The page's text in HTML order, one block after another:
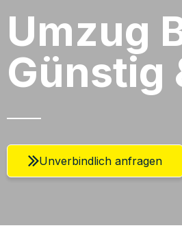
Umzug
Günstig
Unverbindlich anfragen